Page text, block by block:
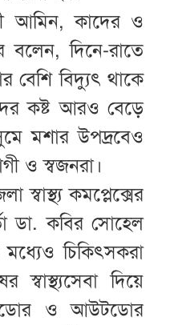
আমিন, কাদের ও
দিনে-রাতে
বেশি বিদ্যুৎ থাকে
কষ্ট আরও বেড়ে
মশার উপদ্রবেও
ও স্বজনরা।
কমপ্লেক্সের
ডা. কবির সোহেল
চিকিৎসকরা
স্বাস্থ্যসেবা দিয়ে
ও আউটডোর